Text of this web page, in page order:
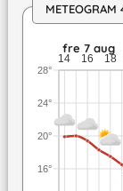
METEOGRAM
fre 7 aug: 20
fre 7 aug
14 16 18
16°
20°
24°
28°